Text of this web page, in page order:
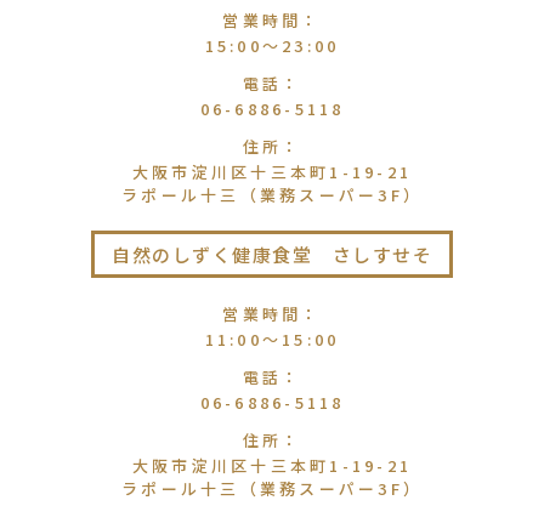
営業時間 ：
15:00〜23:00
電話 ：
06-6886-5118
住所 ：
大阪市淀川区十三本町1-19-21
ラポール十三（業務スーパー3F）
自然のしずく健康食堂 さしすせそ
営業時間 ：
11:00〜15:00
電話 ：
06-6886-5118
住所 ：
大阪市淀川区十三本町1-19-21
ラポール十三（業務スーパー3F）